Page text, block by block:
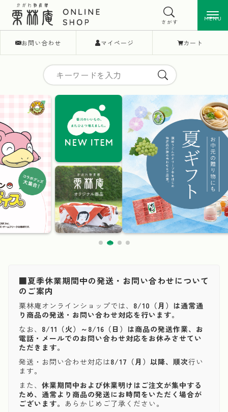
お問い合わせ マイページ カート
MENU
さがす MENU
■夏季休業期間中の発送・お問い合わせについて
のご案内
栗林庵オンラインショップでは、 8/10（月）は通常通
り商品の発送・お問い合わせ対応を行います。
なお、 8/11（火）～8/16（日）は商品の発送作業、お
電話・メールでのお問い合わせ対応をお休みさせてい
ただきます。
発送・お問い合わせ対応は8/17（月）以降、順次行い
ます。
また、 休業期間中および休業明けはご注文が集中する
ため、通常より商品の発送にお時間をいただく場合が
ございます。 あらかじめご了承ください。